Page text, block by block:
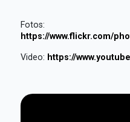
Fotos:
https://www.flickr.com/
Video: https://